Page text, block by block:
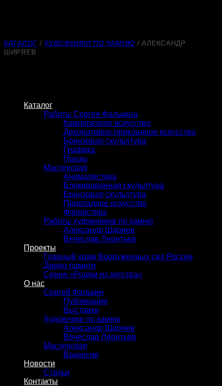
Каталог
Работы Сергея Фалькина
Камнерезное искусство
Декоративно-прикладное искусство
Бронзовая скульптура
Графика
Призы
Мастерская
Анималистика
Блокированная скульптура
Бронзовая скульптура
Прикладное искусство
Флористика
Работы художников по камню
Александр Ширяев
Вячеслав Леонтьев
Проекты
Главный храм Вооруженных сил России
Древо памяти
Серия «Родом из детства»
О нас
Сергей Фалькин
Публикации
Выставки
Художники по камню
Александр Ширяев
Вячеслав Леонтьев
Мастерская
Вакансии
Новости
Статьи
Контакты
КАТАЛОГ / ХУДОЖНИКИ ПО КАМНЮ / АЛЕКСАНДР
ШИРЯЕВ